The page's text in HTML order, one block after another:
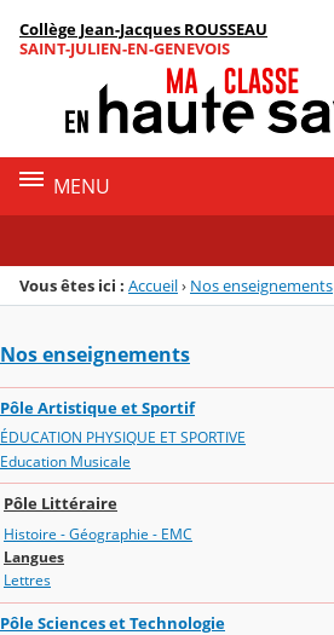
Menu de la rubrique
Contenu
Collège Jean-Jacques ROUSSEAU
SAINT-JULIEN-EN-GENEVOIS
MENU
Vous êtes ici : Accueil› Nos enseignements
Nos enseignements
Pôle Artistique et Sportif
ÉDUCATION PHYSIQUE ET SPORTIVE
Education Musicale
Pôle Littéraire
Histoire - Géographie - EMC
Langues
Lettres
Pôle Sciences et Technologie